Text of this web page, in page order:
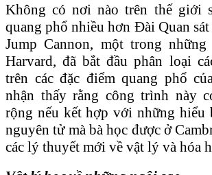
Không có nơi nào trên thế giới
quang phổ nhiều hơn Đài Quan
Jump Cannon, một trong những
Harvard, đã bắt đầu phân loại
trên các đặc điểm quang phổ
nhận thấy rằng công trình này
rộng nếu kết hợp với những hiểu
nguyên tử mà bà học được ở
các lý thuyết mới về vật lý và hóa